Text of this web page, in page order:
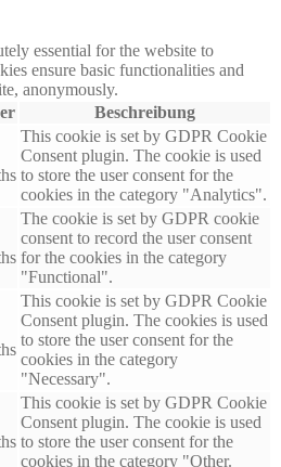
essential for the website to
ensure basic functionalities and
anonymously.
Beschreibung
This cookie is set by GDPR Cookie
Consent plugin. The cookie is used
to store the user consent for the
cookies in the category "Analytics".
The cookie is set by GDPR cookie
consent to record the user consent
for the cookies in the category
"Functional".
This cookie is set by GDPR Cookie
Consent plugin. The cookies is used
to store the user consent for the
cookies in the category
"Necessary".
This cookie is set by GDPR Cookie
Consent plugin. The cookie is used
to store the user consent for the
cookies in the category "Other.